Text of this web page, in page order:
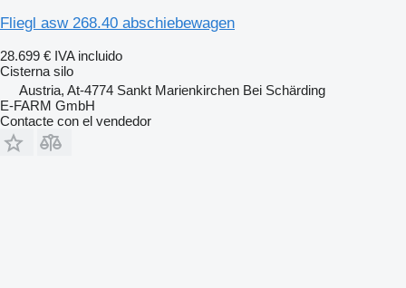
Fliegl asw 268.40 abschiebewagen
28.699 € IVA incluido
Cisterna silo
Austria, At-4774 Sankt Marienkirchen Bei Schärding
E-FARM GmbH
Contacte con el vendedor